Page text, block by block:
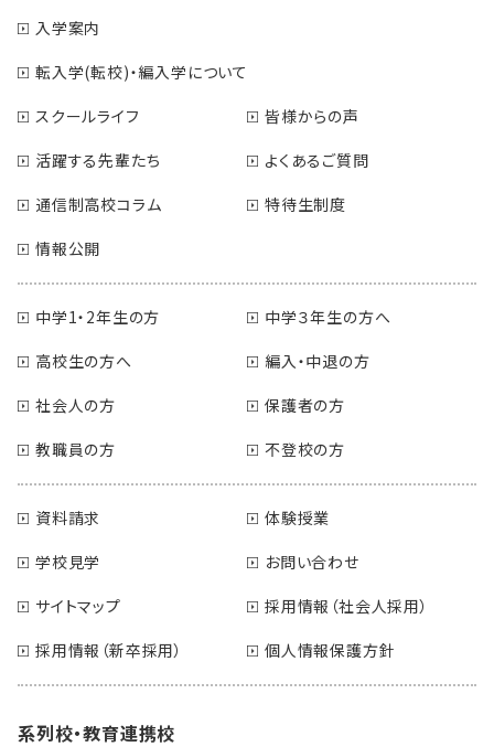
入学案内
転入学(転校)・編入学について
スクールライフ
皆様からの声
活躍する先輩たち
よくあるご質問
通信制高校コラム
特待生制度
情報公開
中学1・2年生の方
中学３年生の方へ
高校生の方へ
編入・中退の方
社会人の方
保護者の方
教職員の方
不登校の方
資料請求
体験授業
学校見学
お問い合わせ
サイトマップ
採用情報（社会人採用）
採用情報（新卒採用）
個人情報保護方針
系列校・教育連携校